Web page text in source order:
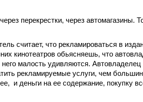
перекрестки, через автомагазины.
считает, что рекламироваться в
кинотеатров обьясняешь, что
него малость удивляются.
рекламируемые услуги, чем
и деньги на ее содержание, покупку